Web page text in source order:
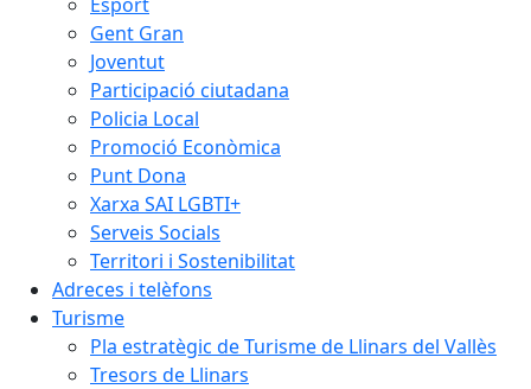
Gent Gran
Joventut
Participació ciutadana
Policia Local
Promoció Econòmica
Punt Dona
Xarxa SAI LGBTI+
Serveis Socials
Territori i Sostenibilitat
Adreces i telèfons
Turisme
Pla estratègic de Turisme de Llinars del Vallès
Tresors de Llinars